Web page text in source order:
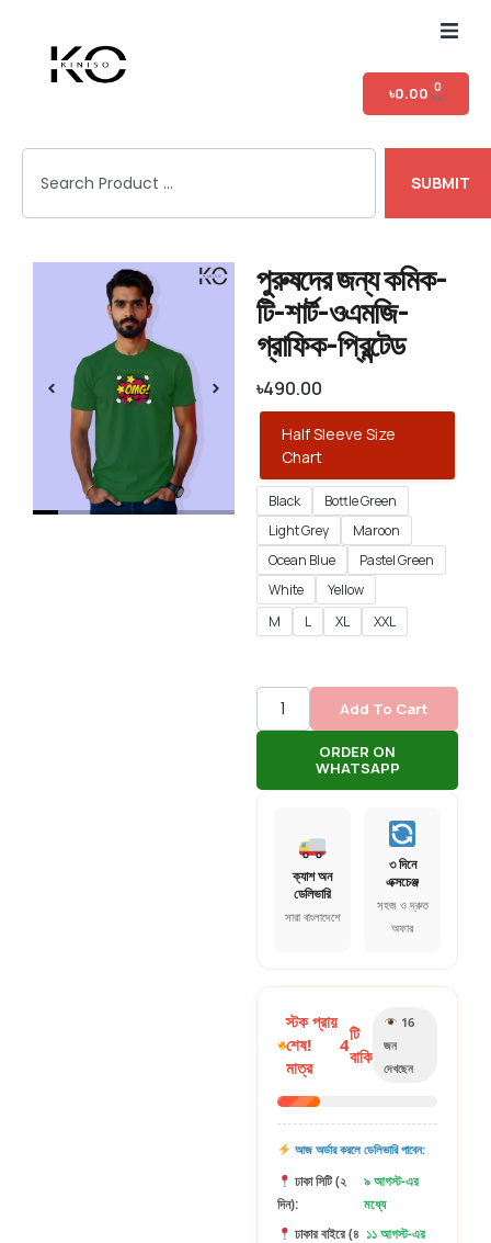
৳0.00 0
SUBMIT
পুরুষদের জন্য কমিক-
টি-শার্ট-ওএমজি-
গ্রাফিক-প্রিন্টেড
৳490.00
Half Sleeve Size
Chart
Black
Bottle Green
Light Grey
Maroon
Ocean Blue
Pastel Green
White
Yellow
M
L XL XXL
Add To Cart
ORDER ON
WHATSAPP
ক্যাশ অন
ডেলিভারি
সারা বাংলাদেশে
৩ দিনে
এক্সচেঞ্জ
সহজ ও দ্রুত
অফার
স্টক প্রায়
শেষ!
মাত্র
4
টি
বাকি
16
জন
দেখছেন
আজ অর্ডার করলে ডেলিভারি পাবেন:
ঢাকা সিটি (২
দিন):
৯ আগস্ট-এর
মধ্যে
ঢাকার বাইরে (৪ ১১ আগস্ট-এর